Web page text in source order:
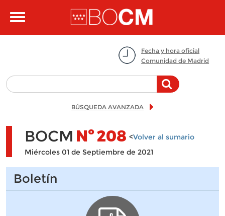
Toggle
Fecha y hora oficial
Comunidad de Madrid
BÚSQUEDA AVANZADA
BOCM Nº208 <Volver al sumario
Miércoles 01 de Septiembre de 2021
Boletín